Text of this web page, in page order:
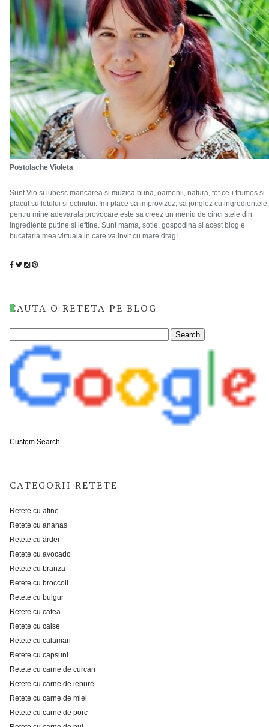
Postolache Violeta
Sunt Vio si iubesc mancarea si muzica buna, oamenii, natura, tot ce-i frumos si
placut sufletului si ochiului. Imi place sa improvizez, sa jonglez cu ingredientele,
pentru mine adevarata provocare este sa creez un meniu de cinci stele din
ingrediente putine si ieftine. Sunt mama, sotie, gospodina si acest blog e
bucataria mea virtuala in care va invit cu mare drag!
CAUTA O RETETA PE BLOG
Custom Search
CATEGORII RETETE
Retete cu afine
Retete cu ananas
Retete cu ardei
Retete cu avocado
Retete cu branza
Retete cu broccoli
Retete cu bulgur
Retete cu cafea
Retete cu caise
Retete cu calamari
Retete cu capsuni
Retete cu carne de curcan
Retete cu carne de iepure
Retete cu carne de miel
Retete cu carne de porc